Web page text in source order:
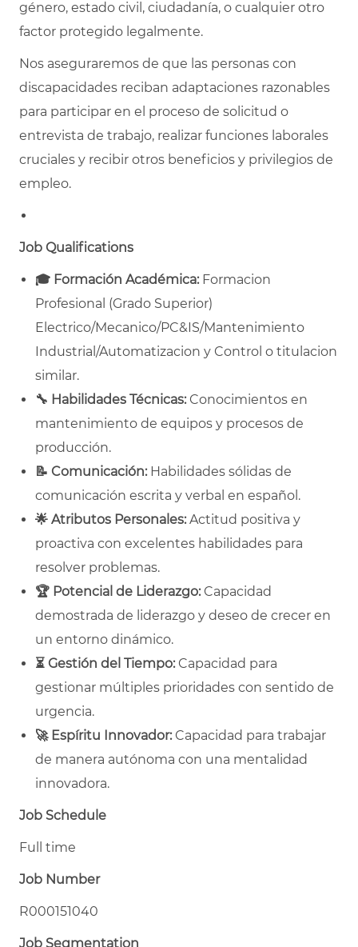
género, estado civil, ciudadanía, o cualquier otro
factor protegido legalmente.
Nos aseguraremos de que las personas con
discapacidades reciban adaptaciones razonables
para participar en el proceso de solicitud o
entrevista de trabajo, realizar funciones laborales
cruciales y recibir otros beneficios y privilegios de
empleo.
Job Qualifications
🎓 Formación Académica:Formacion
Profesional (Grado Superior)
Electrico/Mecanico/PC&IS/Mantenimiento
Industrial/Automatizacion y Control o titulacion
similar.
🔧 Habilidades Técnicas:Conocimientos en
mantenimiento de equipos y procesos de
producción.
📝 Comunicación:Habilidades sólidas de
comunicación escrita y verbal en español.
🌟 Atributos Personales:Actitud positiva y
proactiva con excelentes habilidades para
resolver problemas.
🏆 Potencial de Liderazgo:Capacidad
demostrada de liderazgo y deseo de crecer en
un entorno dinámico.
⏳ Gestión del Tiempo:Capacidad para
gestionar múltiples prioridades con sentido de
urgencia.
🚀 Espíritu Innovador:Capacidad para trabajar
de manera autónoma con una mentalidad
innovadora.
Job Schedule
Full time
Job Number
R000151040
Job Segmentation